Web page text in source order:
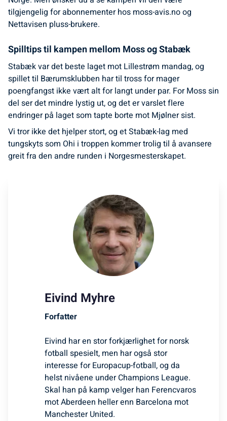
tilgjengelig for abonnementer hos moss-avis.no og
Nettavisen pluss-brukere.
Spilltips til kampen mellom Moss og Stabæk
Stabæk var det beste laget mot Lillestrøm mandag, og
spillet til Bærumsklubben har til tross for mager
poengfangst ikke vært alt for langt under par. For Moss sin
del ser det mindre lystig ut, og det er varslet flere
endringer på laget som tapte borte mot Mjølner sist.
Vi tror ikke det hjelper stort, og et Stabæk-lag med
tungskyts som Ohi i troppen kommer trolig til å avansere
greit fra den andre runden i Norgesmesterskapet.
Eivind Myhre
Forfatter
Eivind har en stor forkjærlighet for norsk
fotball spesielt, men har også stor
interesse for Europacup-fotball, og da
helst nivåene under Champions League.
Skal han på kamp velger han Ferencvaros
mot Aberdeen heller enn Barcelona mot
Manchester United.